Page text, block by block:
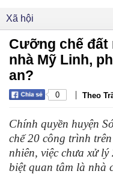
Xã hội
Cưỡng chế đất
nhà Mỹ Linh,
an?
0 | Theo
Chính quyền huyện
chế 20 công trình
nhiên, việc chưa xử
biệt quan tâm là nhà